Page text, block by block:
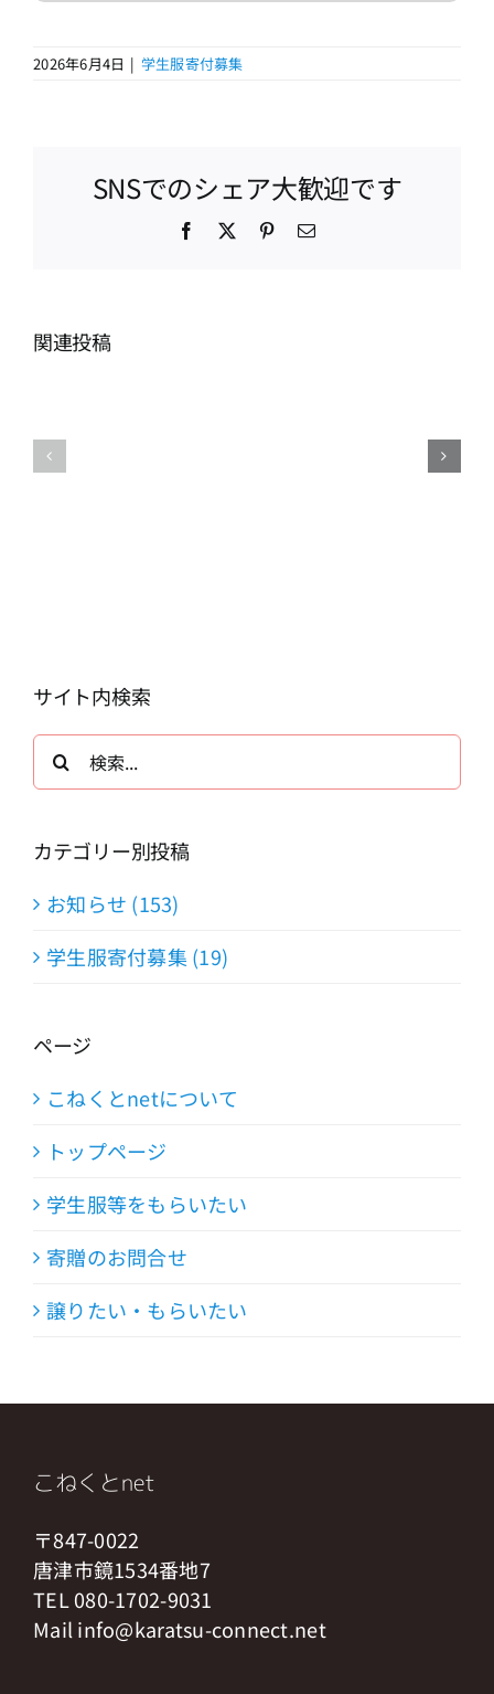
2026年6月4日 | 学生服寄付募集
SNSでのシェア大歓迎です
Facebook Pinterest
電
関連投稿
サイト内検索
検
索
カテゴリー別投稿
お知らせ (153)
学生服寄付募集 (19)
ページ
こねくとnetについて
トップページ
学生服等をもらいたい
寄贈のお問合せ
譲りたい・もらいたい
こねくとnet
〒847-0022
唐津市鏡1534番地7
TEL 080-1702-9031
Mail info@karatsu-connect.net